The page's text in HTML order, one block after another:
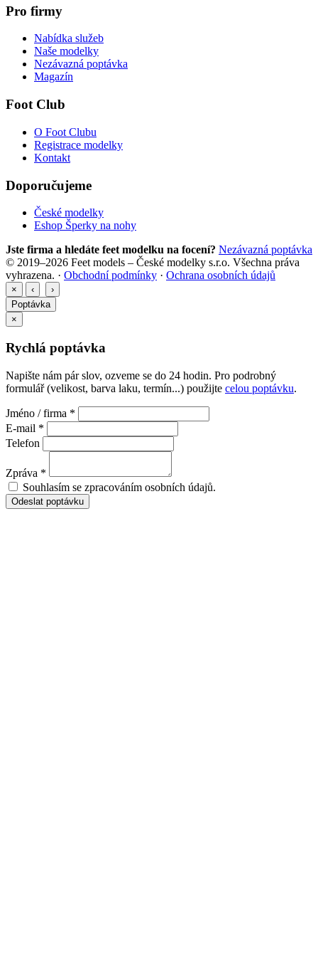
Pro firmy
Nabídka služeb
Naše modelky
Nezávazná poptávka
Magazín
Foot Club
O Foot Clubu
Registrace modelky
Kontakt
Doporučujeme
České modelky
Eshop Šperky na nohy
Jste firma a hledáte feet modelku na focení? Nezávazná poptávka
© 2019–2026 Feet models – České modelky s.r.o. Všechna práva
vyhrazena. · Obchodní podmínky · Ochrana osobních údajů
× ‹
›
Poptávka
×
Rychlá poptávka
Napište nám pár slov, ozveme se do 24 hodin. Pro podrobný
formulář (velikost, barva laku, termín...) použijte celou poptávku.
Jméno / firma *
E-mail *
Telefon
Zpráva *
Souhlasím se zpracováním osobních údajů.
Odeslat poptávku